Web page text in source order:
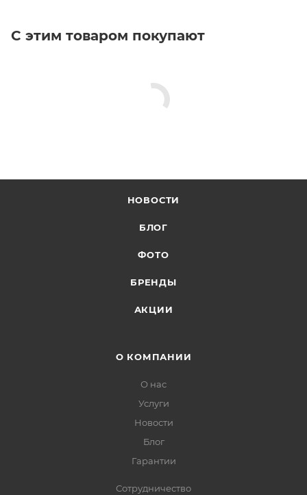
С этим товаром покупают
НОВОСТИ
БЛОГ
ФОТО
БРЕНДЫ
АКЦИИ
О КОМПАНИИ
О нас
Услуги
Новости
Блог
Гарантии
Сотрудничество